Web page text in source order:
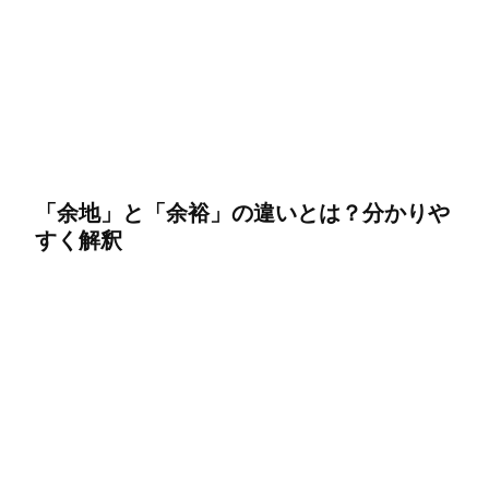
「余地」と「余裕」の違いとは？分かりや
すく解釈